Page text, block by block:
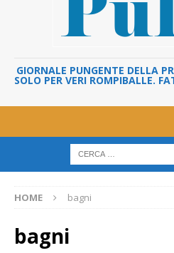
GIORNALE PUNGENTE DELLA
SOLO PER VERI ROMPIBALLE.
HOME bagni
bagni